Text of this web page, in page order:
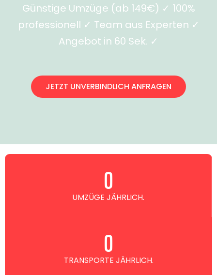
Günstige Umzüge (ab 149€) ✓ 100%
professionell ✓ Team aus Experten ✓
Angebot in 60 Sek. ✓
JETZT UNVERBINDLICH ANFRAGEN
UMZÜGE JÄHRLICH.
0
TRANSPORTE JÄHRLICH.
0